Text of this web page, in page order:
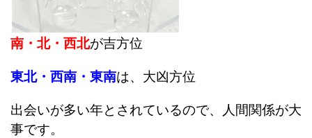
南・北・西北が吉方位
東北・西南・東南は、大凶方位
出会いが多い年とされているので、人間関係が大
事です。